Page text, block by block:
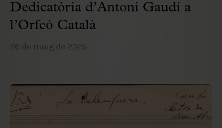
Dedicatòria d’Antoni Gaudí a
l’Orfeó Català
26 de maig de 2026